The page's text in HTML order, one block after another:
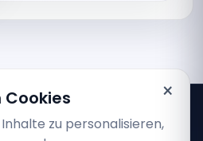
×
zu personalisieren,